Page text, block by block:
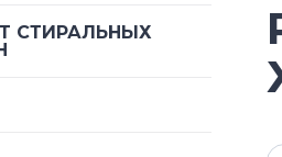
СТИРАЛЬНЫХ